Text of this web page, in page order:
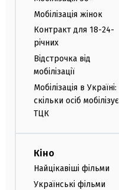
Мобілізація жінок
Контракт для 18-24-
річних
Відстрочка від
мобілізації
Мобілізація в Україні:
скільки осіб мобілізує
ТЦК
Кіно
Найцікавіші фільми
Українські фільми